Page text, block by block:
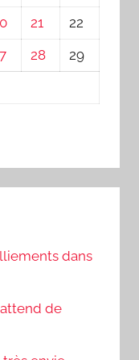
21
22
28
29
dans
de